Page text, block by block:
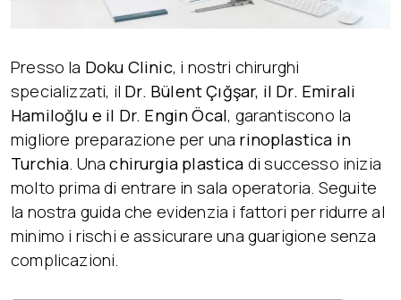
Presso la Doku Clinic, i nostri chirurghi
specializzati, il Dr. Bülent Çığşar, il Dr. Emirali
Hamiloğlu e il Dr. Engin Öcal, garantiscono la
migliore preparazione per una rinoplastica in
Turchia. Unachirurgia plastica di successo inizia
molto prima di entrare in sala operatoria. Seguite
la nostra guida che evidenzia i fattori per ridurre al
minimo i rischi e assicurare una guarigione senza
complicazioni.